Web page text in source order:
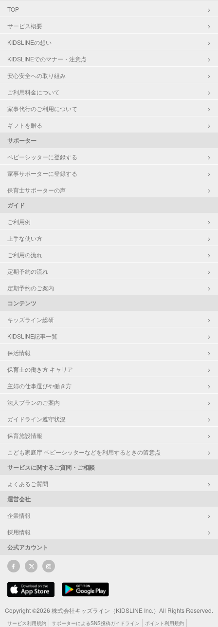
TOP
サービス概要
KIDSLINEの想い
KIDSLINEでのマナー・注意点
安心安全への取り組み
ご利用料金について
家事代行のご利用について
ギフトを贈る
サポーター
ベビーシッターに登録する
家事サポーターに登録する
保育士サポーターの声
ガイド
ご利用例
上手な使い方
ご利用の流れ
定期予約の流れ
定期予約のご案内
コンテンツ
キッズライン総研
KIDSLINE記事一覧
保活情報
保育士の働き方 キャリア
主婦の仕事選びや働き方
法人プランのご案内
ガイドライン遵守状況
保育施設情報
こども家庭庁 ベビーシッターなどを利用するときの留意点
サービスに関するご質問・ご相談
よくあるご質問
運営会社
企業情報
採用情報
公式アカウント
Copyright ©2026 株式会社キッズライン（KIDSLINE Inc.）All Rights Reserved.
サービス利用規約 サポーターによるSNS投稿ガイドライン ポイント利用規約